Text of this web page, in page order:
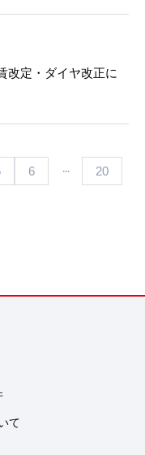
改定・ダイヤ改正に
6 ···
20
て